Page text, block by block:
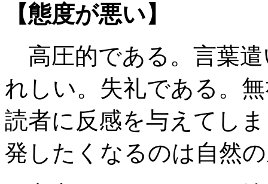
【態度が悪い】
高圧的である。言葉
れしい。失礼である。
読者に反感を与えてし
発したくなるのは自然